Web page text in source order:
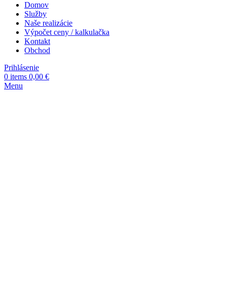
Domov
Služby
Naše realizácie
Výpočet ceny / kalkulačka
Kontakt
Obchod
Prihlásenie
0 items 0,00 €
Menu